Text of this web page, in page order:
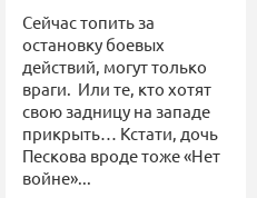
Сейчас топить за
остановку боевых
действий, могут только
враги. Или те, кто хотят
свою задницу на западе
прикрыть… Кстати, дочь
Пескова вроде тоже «Нет
войне»...